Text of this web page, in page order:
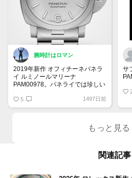
腕時計はロマン
2019年新作 オフィチーネパネラ
イ ルミノールマリーナ
PAM00978。パネライでは珍しい
モデル。ケースバックはスケルト
ンとなっており、自社キャリバー
り種のパネライをお探しの方には
5 1497日前
サ
もっと見
関連記事